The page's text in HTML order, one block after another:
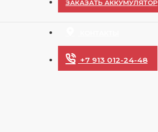
ЗАКАЗАТЬ АККУМУЛЯТОР
+7 913 012-24-48